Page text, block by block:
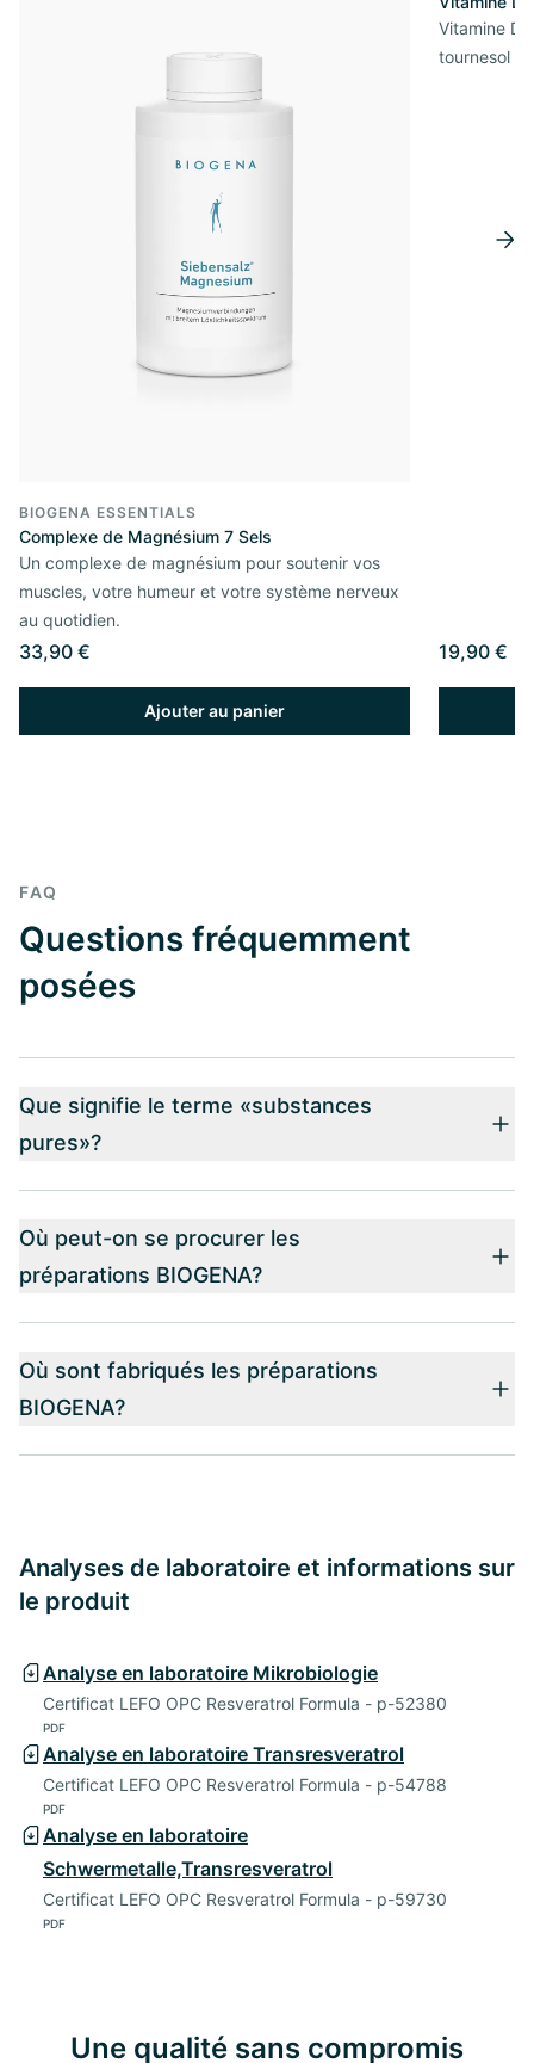
BIOGENA ESSENTIALS
Complexe de Magnésium 7 Sels
Un complexe de magnésium pour soutenir vos
muscles, votre humeur et votre système nerveux
au quotidien.
33,90 €
Ajouter au panier
Vitamine
tournesol
19,90 €
FAQ
Questions fréquemment
posées
Que signifie le terme «substances
pures»?
Où peut-on se procurer les
préparations BIOGENA?
Où sont fabriqués les préparations
BIOGENA?
Analyses de laboratoire et informations sur
le produit
Analyse en laboratoire Mikrobiologie
Certificat LEFO OPC Resveratrol Formula - p-52380
PDF
Analyse en laboratoire Transresveratrol
Certificat LEFO OPC Resveratrol Formula - p-54788
PDF
Analyse en laboratoire
Schwermetalle,Transresveratrol
Certificat LEFO OPC Resveratrol Formula - p-59730
PDF
Une qualité sans compromis